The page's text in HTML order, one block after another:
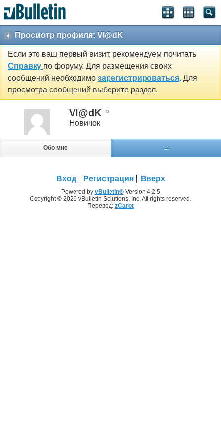
Просмотр профиля: Vl@dK
Если это ваш первый визит, рекомендуем почитать
Справку по форуму. Для размещения своих
сообщений необходимо зарегистрироваться. Для
просмотра сообщений выберите раздел.
Vl@dK
Новичок
Обо мне ...
Вход Регистрация Вверх
Powered by vBulletin®Version 4.2.5
Copyright © 2026 vBulletin Solutions, Inc. All rights reserved.
Перевод: zCarot